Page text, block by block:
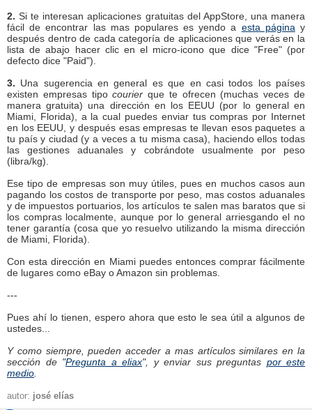
2. Si te interesan aplicaciones gratuitas del AppStore, una manera
fácil de encontrar las mas populares es yendo a esta página y
después dentro de cada categoría de aplicaciones que verás en la
lista de abajo hacer clic en el micro-icono que dice "Free" (por
defecto dice "Paid").
3. Una sugerencia en general es que en casi todos los países
existen empresas tipocourier que te ofrecen (muchas veces de
manera gratuita) una dirección en los EEUU (por lo general en
Miami, Florida), a la cual puedes enviar tus compras por Internet
en los EEUU, y después esas empresas te llevan esos paquetes a
tu país y ciudad (y a veces a tu misma casa), haciendo ellos todas
las gestiones aduanales y cobrándote usualmente por peso
(libra/kg).
Ese tipo de empresas son muy útiles, pues en muchos casos aun
pagando los costos de transporte por peso, mas costos aduanales
y de impuestos portuarios, los artículos te salen mas baratos que si
los compras localmente, aunque por lo general arriesgando el no
tener garantía (cosa que yo resuelvo utilizando la misma dirección
de Miami, Florida).
Con esta dirección en Miami puedes entonces comprar fácilmente
de lugares como eBay o Amazon sin problemas.
---
Pues ahí lo tienen, espero ahora que esto le sea útil a algunos de
ustedes...
Y como siempre, pueden acceder a mas artículos similares en la
sección de "Pregunta a eliax", y enviar sus preguntas por este
medio
autor: josé elías